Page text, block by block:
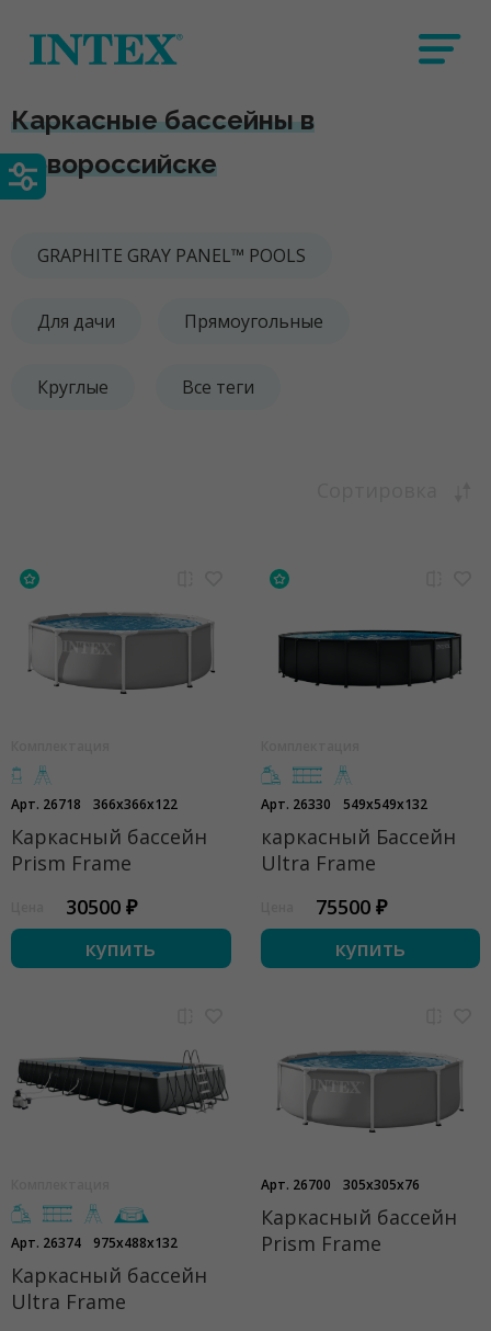
Каркасные бассейны в
Новороссийске
GRAPHITE GRAY PANEL™ POOLS
Для дачи Прямоугольные
Круглые Все теги
Арт. 26718 366x366x122
Каркасный бассейн
Prism Frame
30500 ₽
купить
Арт. 26330 549x549x132
каркасный Бассейн
Ultra Frame
75500 ₽
купить
Арт. 26374 975x488x132
Каркасный бассейн
Ultra Frame
Арт. 26700 305x305x76
Каркасный бассейн
Prism Frame